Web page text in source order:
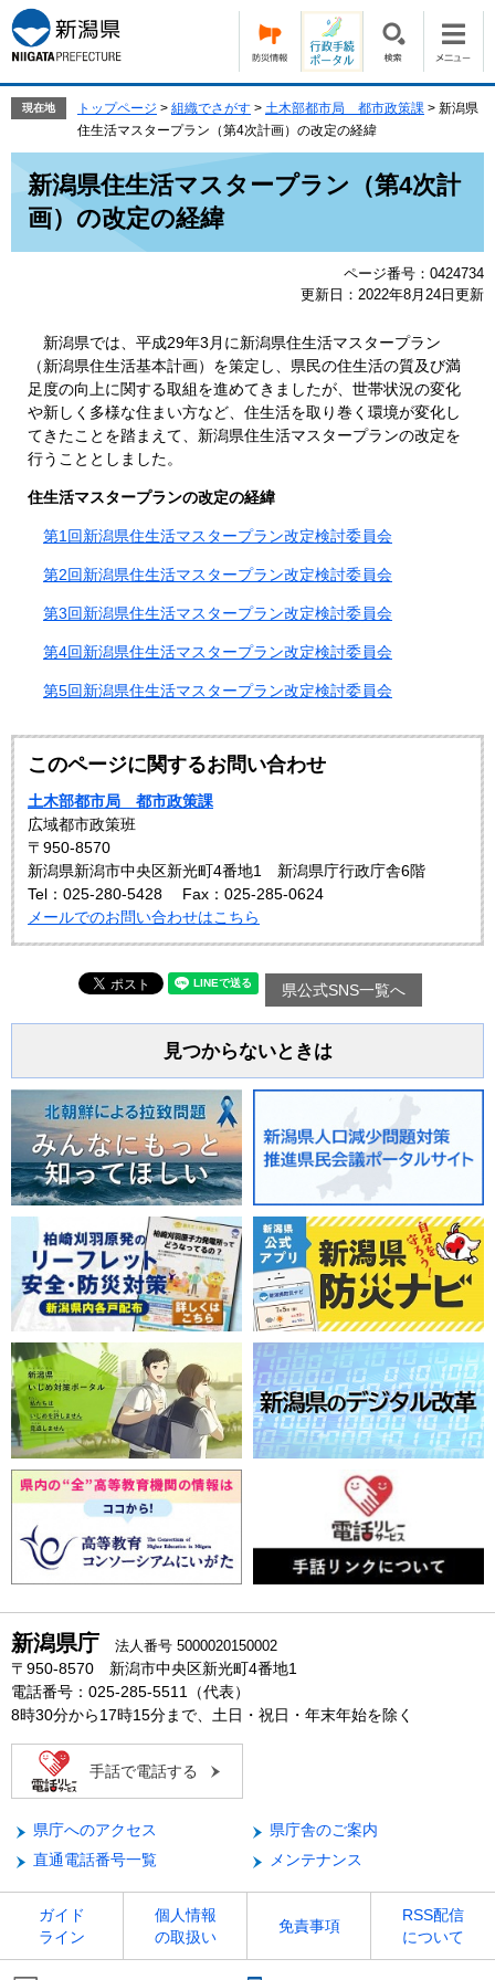
ー
ジ
の
で
す。
ニ
ュ
ー
ば
現在地 トップページ > 組織でさがす > 土木部都市局 都市政策課 > 新潟県
住生活マスタープラン（第4次計画）の改定の経緯
新潟県住生活マスタープラン（第4次計
画）の改定の経緯
ページ番号：0424734
更新日：2022年8月24日更新
新潟県では、平成29年3月に新潟県住生活マスタープラン
（新潟県住生活基本計画）を策定し、県民の住生活の質及び満
足度の向上に関する取組を進めてきましたが、世帯状況の変化
や新しく多様な住まい方など、住生活を取り巻く環境が変化し
てきたことを踏まえて、新潟県住生活マスタープランの改定を
行うこととしました。
住生活マスタープランの改定の経緯
第1回新潟県住生活マスタープラン改定検討委員会
第2回新潟県住生活マスタープラン改定検討委員会
第3回新潟県住生活マスタープラン改定検討委員会
第4回新潟県住生活マスタープラン改定検討委員会
第5回新潟県住生活マスタープラン改定検討委員会
このページに関するお問い合わせ
土木部都市局 都市政策課
広域都市政策班
〒950-8570
新潟県新潟市中央区新光町4番地1 新潟県庁行政庁舎6階
Tel：025-280-5428
Fax：025-285-0624
メールでのお問い合わせはこちら
県公式SNS一覧へ
見つからないときは
新潟県庁 法人番号 5000020150002
〒950-8570 新潟市中央区新光町4番地1
電話番号：025-285-5511（代表）
8時30分から17時15分まで、土日・祝日・年末年始を除く
手話で電話する
県庁へのアクセス
県庁舎のご案内
直通電話番号一覧
メンテナンス
ガイド
ライン
個人情報
の取扱い
免責事項
RSS配信
について